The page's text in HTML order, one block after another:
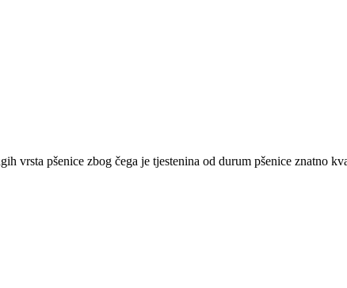
vrsta pšenice zbog čega je tjestenina od durum pšenice znatno